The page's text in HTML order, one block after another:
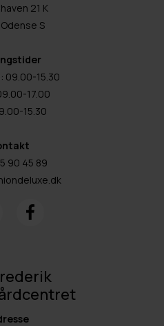
21 K
S
09.00-15.30
17.00
15.30
90 45 89